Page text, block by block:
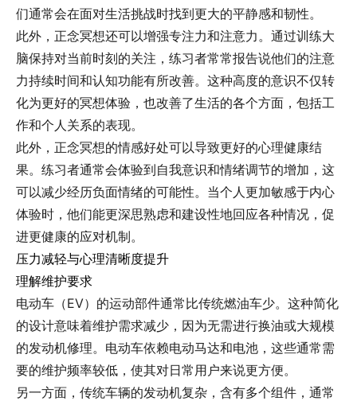
们通常会在面对生活挑战时找到更大的平静感和韧性。
此外，正念冥想还可以增强专注力和注意力。通过训练大
脑保持对当前时刻的关注，练习者常常报告说他们的注意
力持续时间和认知功能有所改善。这种高度的意识不仅转
化为更好的冥想体验，也改善了生活的各个方面，包括工
作和个人关系的表现。
此外，正念冥想的情感好处可以导致更好的心理健康结
果。练习者通常会体验到自我意识和情绪调节的增加，这
可以减少经历负面情绪的可能性。当个人更加敏感于内心
体验时，他们能更深思熟虑和建设性地回应各种情况，促
进更健康的应对机制。
压力减轻与心理清晰度提升
理解维护要求
电动车（EV）的运动部件通常比传统燃油车少。这种简化
的设计意味着维护需求减少，因为无需进行换油或大规模
的发动机修理。电动车依赖电动马达和电池，这些通常需
要的维护频率较低，使其对日常用户来说更方便。
另一方面，传统车辆的发动机复杂，含有多个组件，通常